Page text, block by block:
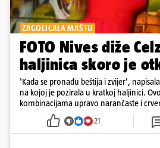
ZAGOLICALA MAŠTU
FOTO Nives diže
haljinica skoro je
'Kada se pronađu beštija i zvijer',
na kojoj je pozirala u kratkoj haljinici.
kombinacijama upravo narančaste i
21